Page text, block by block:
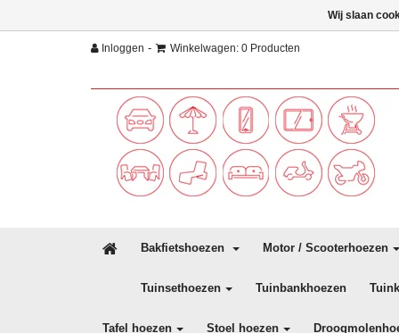
Inloggen - Winkelwagen: 0 Producten
Bakfietshoezen Motor / Scooterhoezen
Tuinsethoezen Tuinbankhoezen
Tafel hoezen Stoel hoezen
Wij slaan